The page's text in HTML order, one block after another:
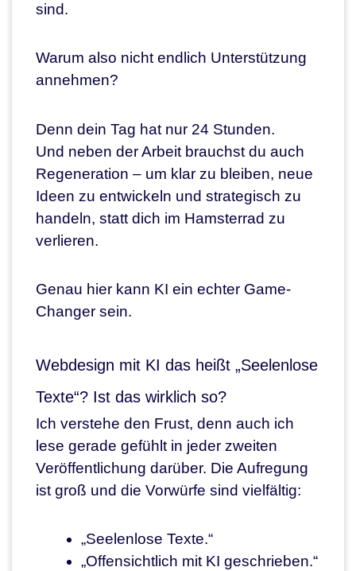
sind.
Warum also nicht endlich Unterstützung
annehmen?
Denn dein Tag hat nur 24 Stunden.
Und neben der Arbeit brauchst du auch
Regeneration – um klar zu bleiben, neue
Ideen zu entwickeln und strategisch zu
handeln, statt dich im Hamsterrad zu
verlieren.
Genau hier kann KI ein echter Game-
Changer sein.
Webdesign mit KI das heißt „Seelenlose
Texte“? Ist das wirklich so?
Ich verstehe den Frust, denn auch ich
lese gerade gefühlt in jeder zweiten
Veröffentlichung darüber. Die Aufregung
ist groß und die Vorwürfe sind vielfältig:
„Seelenlose Texte.“
„Offensichtlich mit KI geschrieben.“